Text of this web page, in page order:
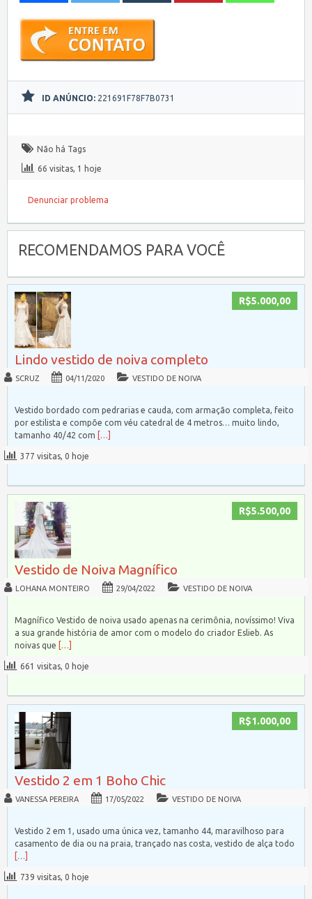
ID ANÚNCIO: 221691F78F7B0731
Não há Tags
66 visitas, 1 hoje
Denunciar problema
RECOMENDAMOS PARA VOCÊ
R$5.000,00
Lindo vestido de noiva completo
SCRUZ 04/11/2020 VESTIDO DE NOIVA
Vestido bordado com pedrarias e cauda, com armação completa, feito
por estilista e compõe com véu catedral de 4 metros… muito lindo,
tamanho 40/42 com
[…]
377 visitas, 0 hoje
R$5.500,00
Vestido de Noiva Magnífico
LOHANA MONTEIRO 29/04/2022 VESTIDO DE NOIVA
Magnífico Vestido de noiva usado apenas na cerimônia, novíssimo! Viva
a sua grande história de amor com o modelo do criador Eslieb. As
noivas que
[…]
661 visitas, 0 hoje
R$1.000,00
Vestido 2 em 1 Boho Chic
VANESSA PEREIRA 17/05/2022 VESTIDO DE NOIVA
Vestido 2 em 1, usado uma única vez, tamanho 44, maravilhoso para
casamento de dia ou na praia, trançado nas costa, vestido de alça todo
[…]
739 visitas, 0 hoje